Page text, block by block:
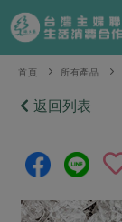
產品分類
當季蔬果
芽苗類
辛香料類
食譜料理
食材
特別企畫
預購活動
綠主張
首頁 所有產品
返回列表